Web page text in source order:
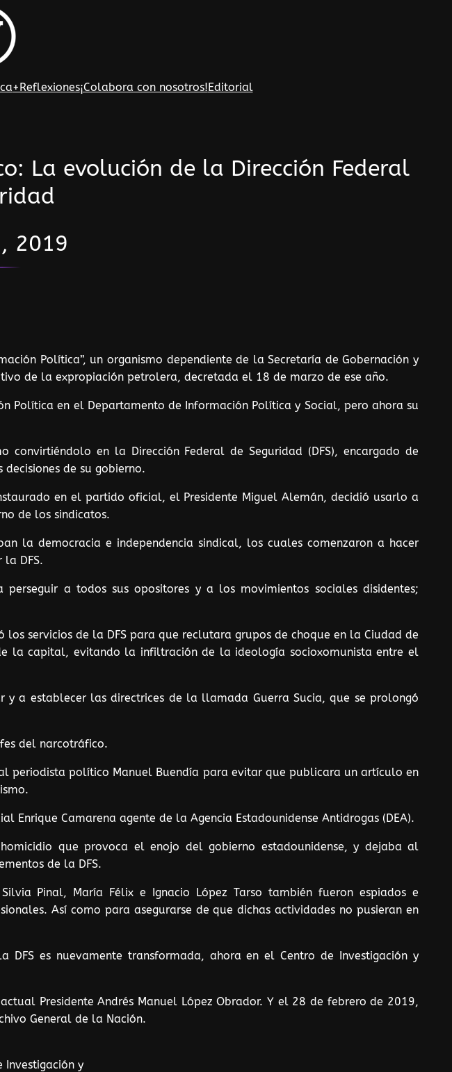
+Reflexiones¡Colabora con nosotros!Editorial
La evolución de la Dirección Federal
2019
Política”, un organismo dependiente de la Secretaría de Gobernación y
de la expropiación petrolera, decretada el 18 de marzo de ese año.
Política en el Departamento de Información Política y Social, pero ahora su
en la Dirección Federal de Seguridad (DFS), encargado de
de su gobierno.
en el partido oficial, el Presidente Miguel Alemán, decidió usarlo a
de los sindicatos.
la democracia e independencia sindical, los cuales comenzaron a hacer
DFS.
a todos sus opositores y a los movimientos sociales disidentes;
los servicios de la DFS para que reclutara grupos de choque en la Ciudad de
la capital, evitando la infiltración de la ideología socioxomunista entre el
a establecer las directrices de la llamada Guerra Sucia, que se prolongó
del narcotráfico.
periodista político Manuel Buendía para evitar que publicara un artículo en
Enrique Camarena agente de la Agencia Estadounidense Antidrogas (DEA).
que provoca el enojo del gobierno estadounidense, y dejaba al
de la DFS.
Pinal, María Félix e Ignacio López Tarso también fueron espiados e
Así como para asegurarse de que dichas actividades no pusieran en
es nuevamente transformada, ahora en el Centro de Investigación y
Presidente Andrés Manuel López Obrador. Y el 28 de febrero de 2019,
General de la Nación.
Investigación y